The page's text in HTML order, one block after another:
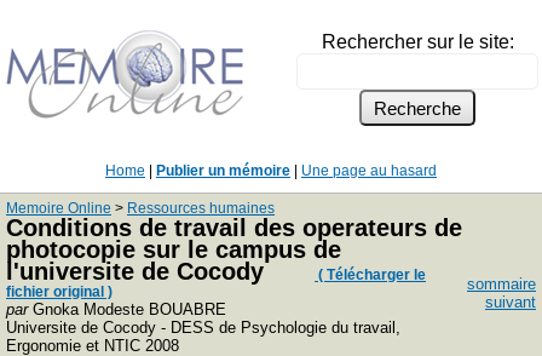
Rechercher sur le site:
Home Publier un mémoire Une page au hasard
Memoire Online > Ressources humaines
Conditions de travail des operateurs de
photocopie sur le campus de
l'universite de Cocody
( Télécharger le
fichier original )
parGnoka Modeste BOUABRE
Universite de Cocody - DESS de Psychologie du travail,
Ergonomie et NTIC 2008
sommaire
suivant